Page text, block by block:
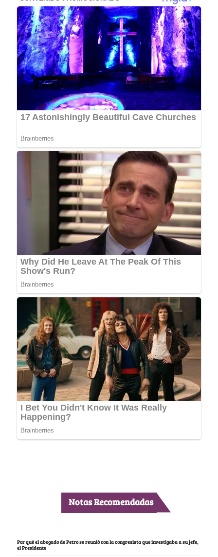
Notas Recomendadas
Por qué el abogado de Petro se reunió con la congresista que investigaba a su jefe,
el Presidente